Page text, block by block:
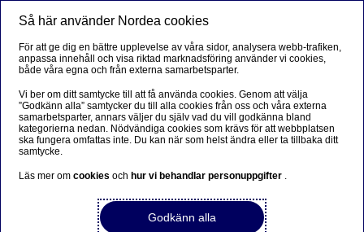
Så här använder Nordea cookies
För att ge dig en bättre upplevelse av våra sidor, analysera webb-trafiken,
anpassa innehåll och visa riktad marknadsföring använder vi cookies,
både våra egna och från externa samarbetsparter.
Vi ber om ditt samtycke till att få använda cookies. Genom att välja
”Godkänn alla” samtycker du till alla cookies från oss och våra externa
samarbetsparter, annars väljer du själv vad du vill godkänna bland
kategorierna nedan. Nödvändiga cookies som krävs för att webbplatsen
ska fungera omfattas inte. Du kan när som helst ändra eller ta tillbaka ditt
samtycke.
Läs mer omcookiesoch hur vi behandlar personuppgifter .
Godkänn alla